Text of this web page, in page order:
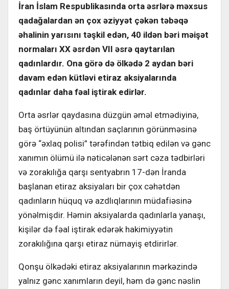
İran İslam Respublikasında orta əsrlərə məxsus
qadağalardan ən çox əziyyət çəkən təbəqə
əhalinin yarısını təşkil edən, 40 ildən bəri məişət
normaları XX əsrdən VII əsrə qaytarılan
qadınlardır. Ona görə də ölkədə 2 aydan bəri
davam edən kütləvi etiraz aksiyalarında
qadınlar daha fəal iştirak edirlər.
Orta əsrlər qaydasına düzgün əməl etmədiyinə,
baş örtüyünün altından saçlarının görünməsinə
görə “əxlaq polisi” tərəfindən tətbiq edilən və gənc
xanımın ölümü ilə nəticələnən sərt cəza tədbirləri
və zorakılığa qarşı sentyabrın 17-dən İranda
başlanan etiraz aksiyaları bir çox cəhətdən
qadınların hüquq və azdlıqlarının müdafiəsinə
yönəlmişdir. Həmin aksiyalarda qadınlarla yanaşı,
kişilər də fəal iştirak edərək hakimiyyətin
zorakılığına qarşı etiraz nümayiş etdirirlər.
Qonşu ölkədəki etiraz aksiyalarının mərkəzində
yalnız gənc xanımların deyil, həm də gənc nəslin